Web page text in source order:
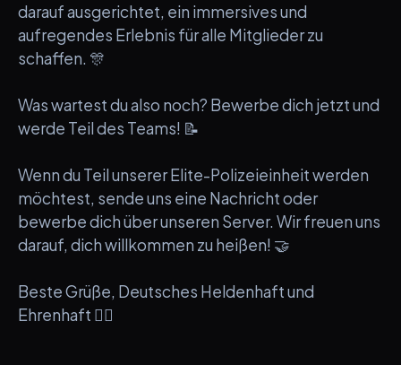
darauf ausgerichtet, ein immersives und
aufregendes Erlebnis für alle Mitglieder zu
schaffen. 🎊
Was wartest du also noch? Bewerbe dich jetzt und
werde Teil des Teams! 📝
Wenn du Teil unserer Elite-Polizeieinheit werden
möchtest, sende uns eine Nachricht oder
bewerbe dich über unseren Server. Wir freuen uns
darauf, dich willkommen zu heißen! 🤝
Beste Grüße, Deutsches Heldenhaft und
Ehrenhaft 👮‍♂️